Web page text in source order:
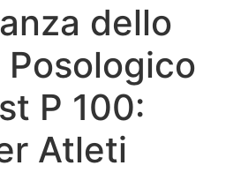
dello
Posologico
P 100:
Atleti